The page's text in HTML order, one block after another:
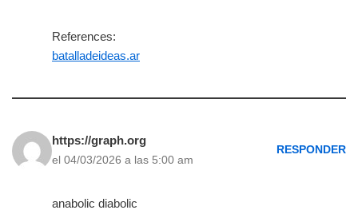
References:
batalladeideas.ar
https://graph.org
el 04/03/2026 a las 5:00 am
RESPONDER
anabolic diabolic